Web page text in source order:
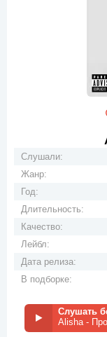
Слушали:
Жанр:
Год:
Длительность:
Качество:
Лейбл:
Дата релиза:
В подборке:
Alisha -